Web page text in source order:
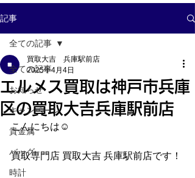
記事
全ての記事
お知らせ
キャンペーン
貴金属
バッグ
時計
全ての記事
エルメス買取は神戸市兵庫
区の買取大吉兵庫駅前店
買取大吉 兵庫駅前店
2025年4月4日
こんにちは☺
買取専門店 買取大吉 兵庫駅前店です！